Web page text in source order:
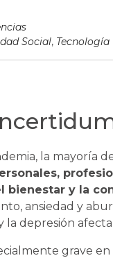
Social, Tecnología
la mayoría
bienestar y la
ansiedad y
la depresión
grave